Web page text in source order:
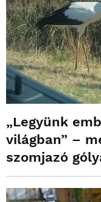
„Legyünk
világban” –
szomjazó